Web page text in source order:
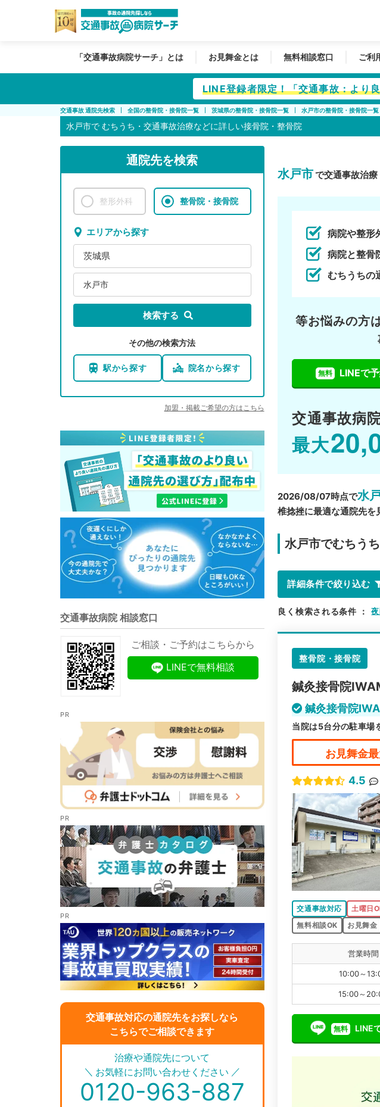
「交通事故病院サーチ」とは お見舞金とは 無料相談窓口 ご利
LINE登録者限定！「交通事故：より
交通事故 通院先検索 全国の整骨院・接骨院一覧 茨城県の整骨院・接骨院一覧 水戸市の整骨院・接骨院一覧
水戸市で むちうち・交通事故治療などに詳しい接骨院・整骨院
通院先を検索
整形外科 整骨院・接骨院
エリアから探す
茨城県
水戸市
検索する
その他の検索方法
駅から探す 院名から探す
加盟・掲載ご希望の方はこちら
交通事故病院 相談窓口
ご相談・ご予約はこちらから
LINEで無料相談
交通事故対応の通院先をお探しなら
こちらでご相談できます
＼ ／
治療や通院先について
お気軽にお問い合わせください
0120-963-887
水戸市で交通事故治療
病院や整形
病院と整骨
むちうちの
等お悩みの方
無料 LINEで
交通事故病
最大
2026/08/07時点で水
椎捻挫に最適な通院先を
水戸市でむちう
詳細条件で絞り込む
良く検索される条件 ：
整骨院・接骨院
鍼灸接骨院
鍼灸接骨院
当院は5台分の駐車場
お見舞金
4.5
交通事故対応 土曜日
無料相談OK
お見舞金
営業時間
10:00～
15:00～
無料 LINE